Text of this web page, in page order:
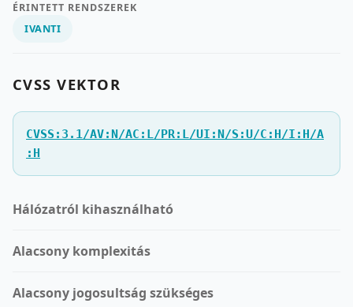
ÉRINTETT RENDSZEREK
IVANTI
CVSS VEKTOR
CVSS:3.1/AV:N/AC:L/PR:L/UI:N/S:U/C:H/I:H/A
:H
Hálózatról kihasználható
Alacsony komplexitás
Alacsony jogosultság szükséges